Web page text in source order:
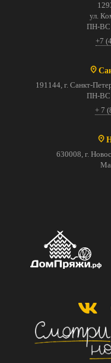
ул.
ПН-ВС
+7
191144, г. Санкт-
ПН-ВС
+ 7
630008, г.